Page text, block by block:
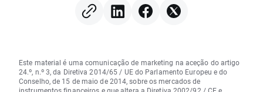
preço do petróleo
destaque
Este material é uma comunicação de marketing na aceção do artigo
24.º, n.º 3, da Diretiva 2014/65 / UE do Parlamento Europeu e do
Conselho, de 15 de maio de 2014, sobre os mercados de